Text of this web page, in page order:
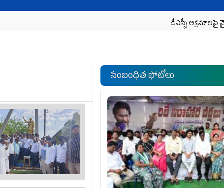
డీఎస్సీ అక్రమాలపై వైయ‌స్ఆర్‌సీపీ
సంబంధిత ఫోటోలు